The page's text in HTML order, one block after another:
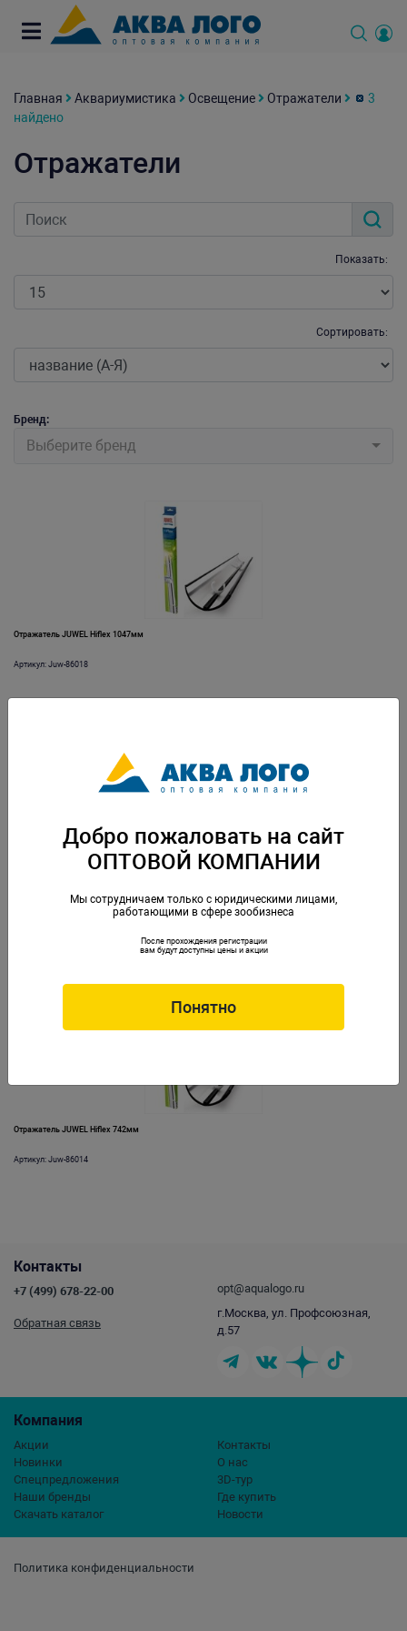
Главная Аквариумистика Освещение Отражатели
3
найдено
Отражатели
Показать:
Сортировать:
Бренд:
Выберите бренд
Отражатель JUWEL Hiflex 1047мм
Артикул: Juw-86018
Отражатель JUWEL Hiflex 742мм
Артикул: Juw-86014
Политика конфиденциальности
Компания
Акции
Новинки
Спецпредложения
Наши бренды
Скачать каталог
Контакты
О нас
3D-тур
Где купить
Новости
Контакты
+7 (499) 678-22-00
Обратная связь
opt@aqualogo.ru
г.Москва, ул. Профсоюзная,
д.57
Добро пожаловать на сайт
ОПТОВОЙ КОМПАНИИ
Мы сотрудничаем только с юридическими лицами,
работающими в сфере зообизнеса
После прохождения регистрации
вам будут доступны цены и акции
Понятно